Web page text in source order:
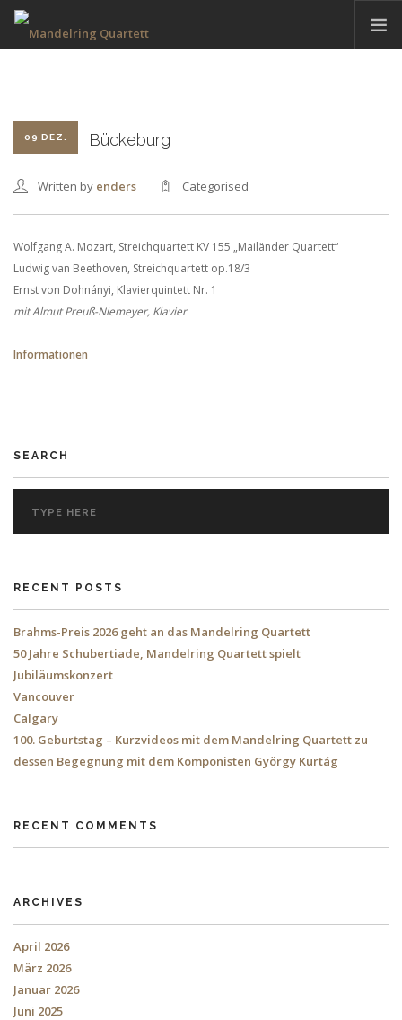
TERMINE
HAMBACHER MUSIKFEST
KONTAKT
09 DEZ. Bückeburg
Written by enders Categorised
Wolfgang A. Mozart, Streichquartett KV 155 „Mailänder Quartett“
Ludwig van Beethoven, Streichquartett op.18/3
Ernst von Dohnányi, Klavierquintett Nr. 1
mit Almut Preuß-Niemeyer, Klavier
Informationen
SEARCH
RECENT POSTS
Brahms-Preis 2026 geht an das Mandelring Quartett
50 Jahre Schubertiade, Mandelring Quartett spielt
Jubiläumskonzert
Vancouver
Calgary
100. Geburtstag – Kurzvideos mit dem Mandelring Quartett zu
dessen Begegnung mit dem Komponisten György Kurtág
RECENT COMMENTS
ARCHIVES
April 2026
März 2026
Januar 2026
Juni 2025